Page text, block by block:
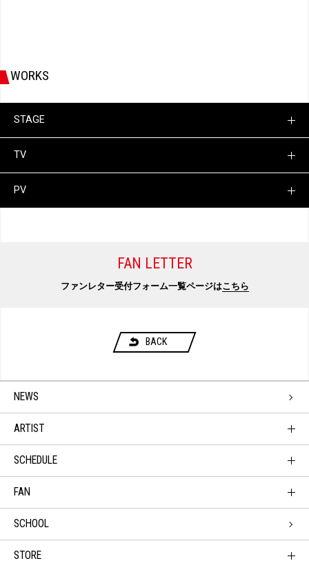
WORKS
STAGE
TV
PV
FAN LETTER
ファンレター受付フォーム一覧ページはこちら
BACK
NEWS
ARTIST
SCHEDULE
FAN
SCHOOL
STORE